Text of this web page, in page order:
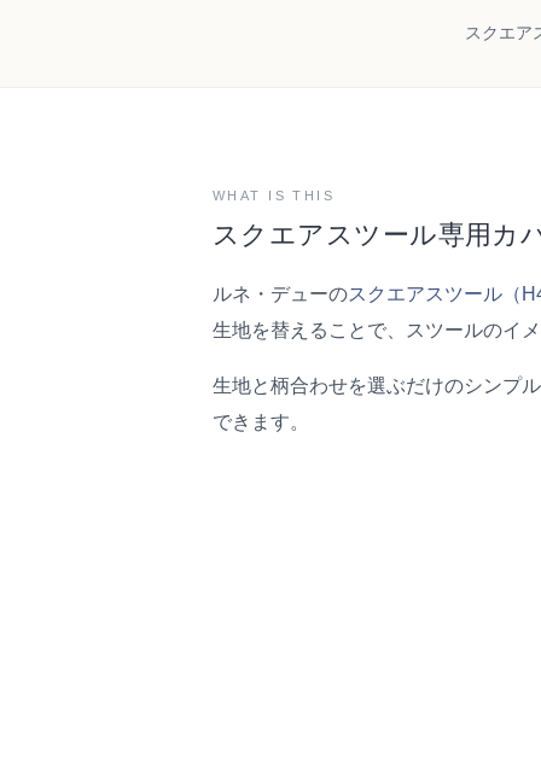
スクエア
WHAT IS THIS
スクエアスツール専用カ
ルネ・デューのスクエアスツール（
生地を替えることで、スツールのイ
生地と柄合わせを選ぶだけのシンプ
できます。